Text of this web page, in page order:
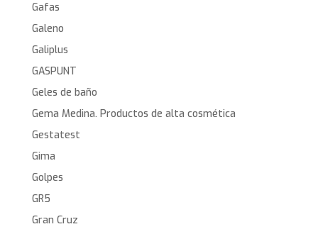
Gafas
Galeno
Galiplus
GASPUNT
Geles de baño
Gema Medina. Productos de alta cosmética
Gestatest
Gima
Golpes
GR5
Gran Cruz